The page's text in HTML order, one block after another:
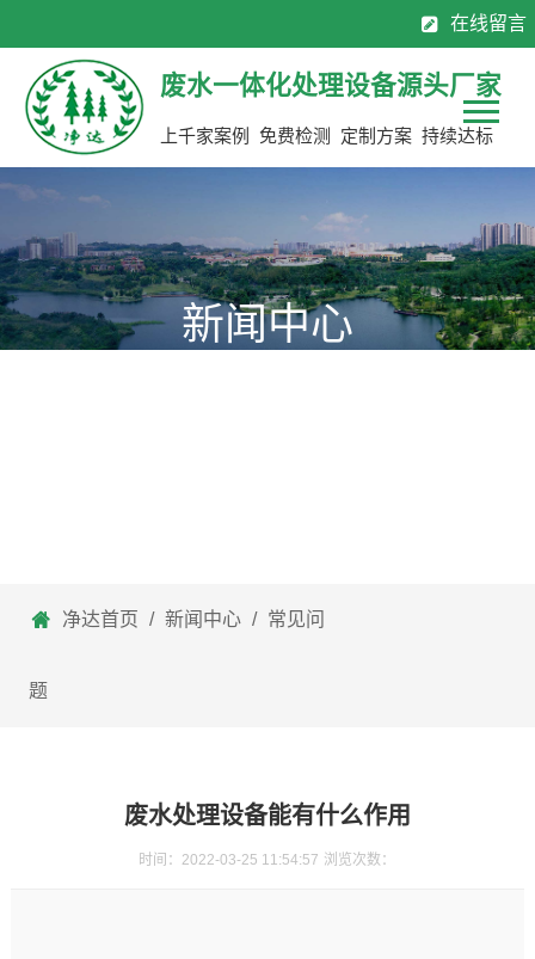
新闻中心
废水一体化处理设备源头厂家
上千家案例 免费检测 定制方案 持续达标
在线留言
全国服务热线： 130-7137 0883 0769-8113 2565
净达首页 / 新闻中心 / 常见问
题
废水处理设备能有什么作用
时间：2022-03-25 11:54:57 浏览次数：